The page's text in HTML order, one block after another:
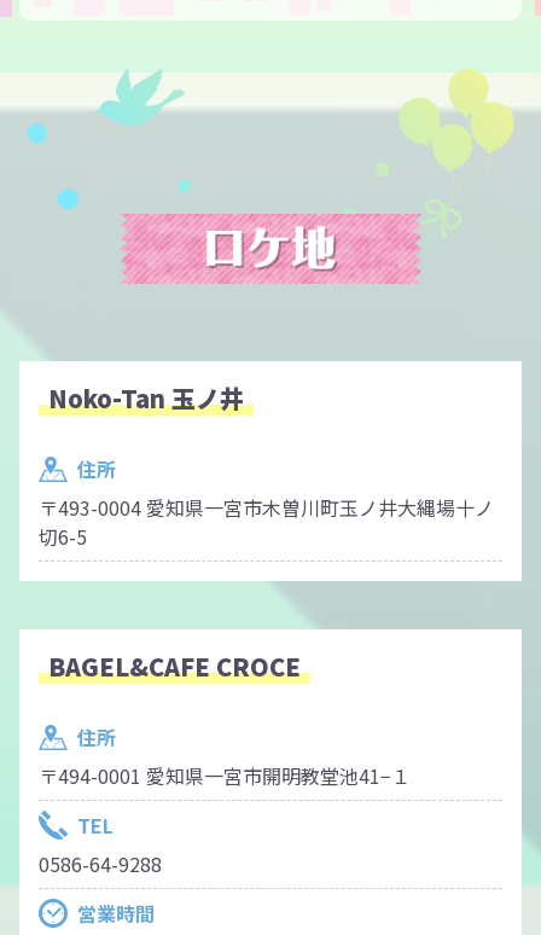
Noko-Tan 玉ノ井
住所
〒493-0004 愛知県一宮市木曽川町玉ノ井大縄場十ノ
切6-5
BAGEL&CAFE CROCE
住所
〒494-0001 愛知県一宮市開明教堂池41−１
TEL
0586-64-9288
営業時間